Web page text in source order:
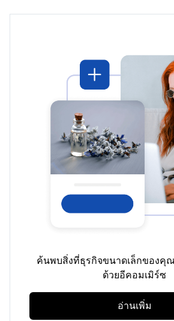
ค้นพบสิ่งที่ธุรกิจขนาดเล็กของคุ
ด้วยอีคอมเมิร์ซ
อ่านเพิ่ม